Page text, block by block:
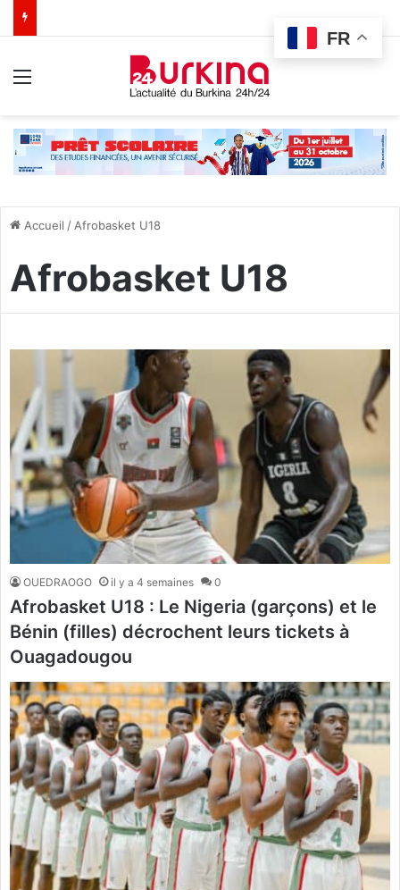
Accueil / Afrobasket U18
Afrobasket U18
OUEDRAOGO il y a 4 semaines 0
Afrobasket U18 : Le Nigeria (garçons) et le
Bénin (filles) décrochent leurs tickets à
Ouagadougou
FR